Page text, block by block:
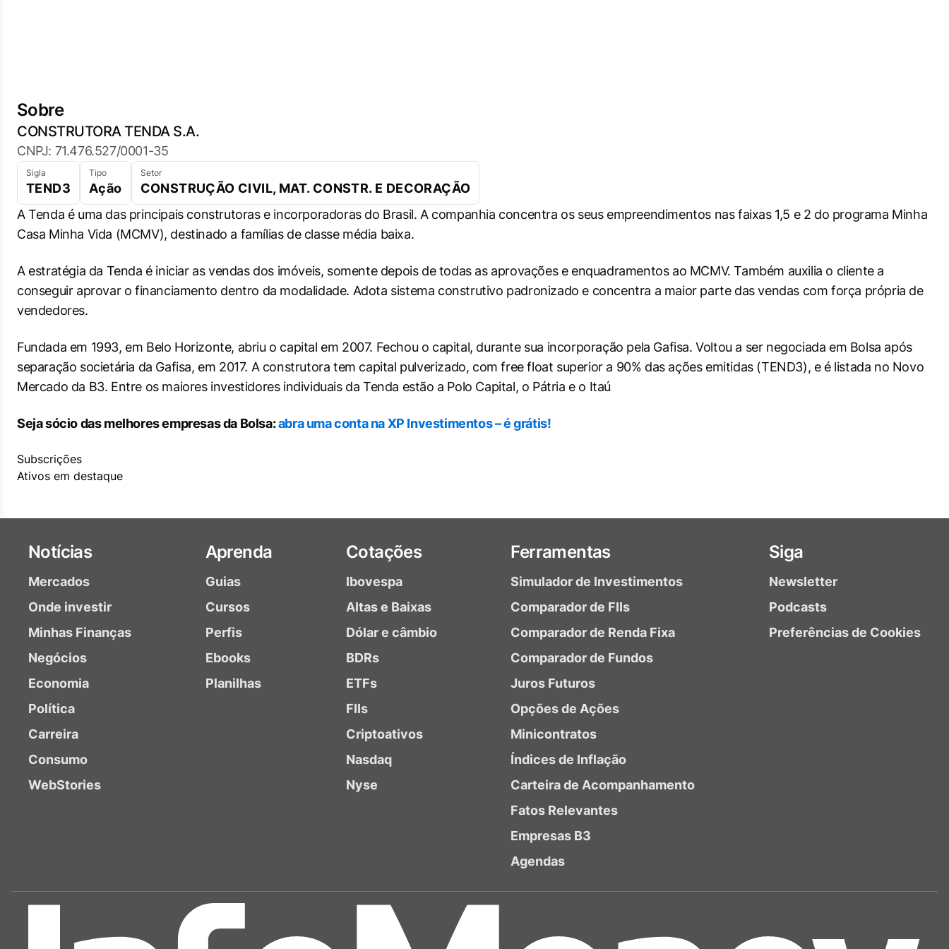
Sobre
CONSTRUTORA TENDA S.A.
CNPJ: 71.476.527/0001-35
Sigla
TEND3
Tipo
Ação
Setor
CONSTRUÇÃO CIVIL, MAT. CONSTR. E DECORAÇÃO
A Tenda é uma das principais construtoras e incorporadoras do Brasil. A companhia concentra os seus empreendimentos nas faixas 1,5 e 2 do programa Minha
Casa Minha Vida (MCMV), destinado a famílias de classe média baixa.
A estratégia da Tenda é iniciar as vendas dos imóveis, somente depois de todas as aprovações e enquadramentos ao MCMV. Também auxilia o cliente a
conseguir aprovar o financiamento dentro da modalidade. Adota sistema construtivo padronizado e concentra a maior parte das vendas com força própria de
vendedores.
Fundada em 1993, em Belo Horizonte, abriu o capital em 2007. Fechou o capital, durante sua incorporação pela Gafisa. Voltou a ser negociada em Bolsa após
separação societária da Gafisa, em 2017. A construtora tem capital pulverizado, com free float superior a 90% das ações emitidas (TEND3), e é listada no Novo
Mercado da B3. Entre os maiores investidores individuais da Tenda estão a Polo Capital, o Pátria e o Itaú
Seja sócio das melhores empresas da Bolsa:abra uma conta na XP Investimentos – é grátis!
Subscrições
Ativos em destaque
Notícias
Mercados
Onde investir
Minhas Finanças
Negócios
Economia
Política
Carreira
Consumo
WebStories
Aprenda
Guias
Cursos
Perfis
Ebooks
Planilhas
Cotações
Ibovespa
Altas e Baixas
Dólar e câmbio
BDRs
ETFs
FIIs
Criptoativos
Nasdaq
Nyse
Ferramentas
Simulador de Investimentos
Comparador de FIIs
Comparador de Renda Fixa
Comparador de Fundos
Juros Futuros
Opções de Ações
Minicontratos
Índices de Inflação
Carteira de Acompanhamento
Fatos Relevantes
Empresas B3
Agendas
Siga
Newsletter
Podcasts
Preferências de Cookies